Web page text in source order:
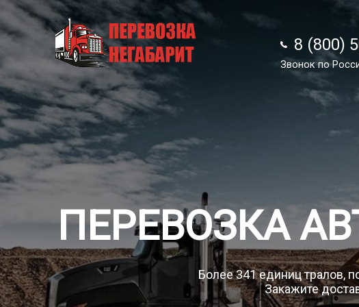
8 (800)
Звонок по
8 (800)
Звонок по
ПЕРЕВОЗКА
Более 341 единиц тралов,
Закажите